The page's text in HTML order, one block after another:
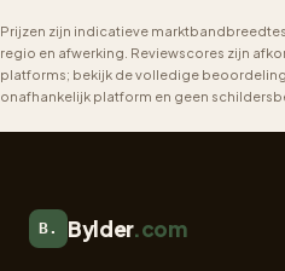
Prijzen zijn indicatieve
regio en afwerking. Reviewscores zijn
platforms; bekijk de volledige
onafhankelijk platform en geen
B. Bylder.com